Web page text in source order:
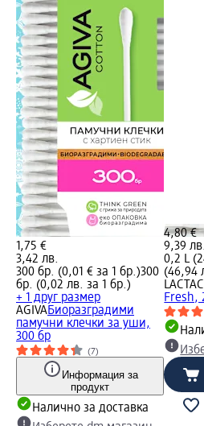
1,75 €
3,42 лв.
300 бр. (0,01 € за 1 бр.)300
бр. (0,02 лв. за 1 бр.)
+ 1 друг размер
AGIVAБиоразградими
памучни клечки за уши,
300 бр
(7)
Информация за
продукт
Налично за доставка
4,80 €
9,39 лв.
0,2 L
(46,94
Fresh,